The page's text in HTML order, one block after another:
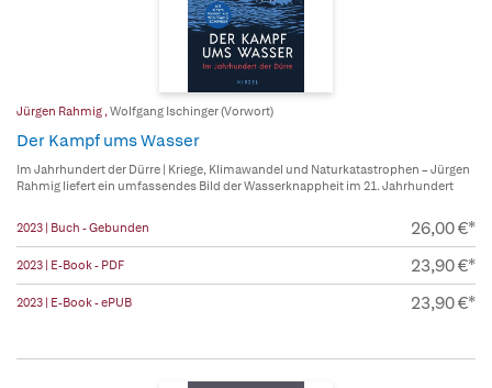
Jürgen Rahmig ,Wolfgang Ischinger (Vorwort)
Der Kampf ums Wasser
Im Jahrhundert der Dürre | Kriege, Klimawandel und Naturkatastrophen – Jürgen
Rahmig liefert ein umfassendes Bild der Wasserknappheit im 21. Jahrhundert
2023 | Buch - Gebunden 26,00 €*
2023 | E-Book - PDF 23,90 €*
2023 | E-Book - ePUB 23,90 €*